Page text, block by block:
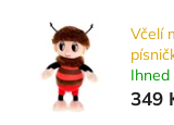
Včelí
349